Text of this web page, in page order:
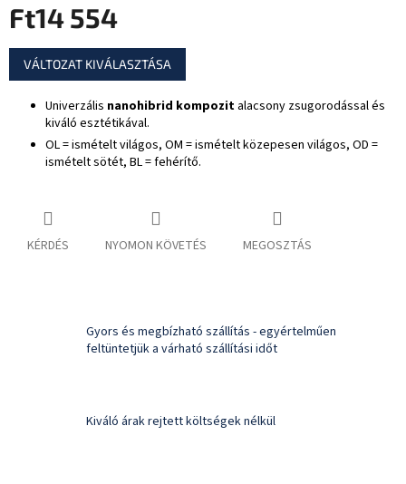
Ft14 554
Egységár:
VÁLTOZAT KIVÁLASZTÁSA
Univerzális nanohibrid kompozit alacsony zsugorodással és
kiváló esztétikával.
OL = ismételt világos, OM = ismételt közepesen világos, OD =
ismételt sötét, BL = fehérítő.
KÉRDÉS NYOMON KÖVETÉS MEGOSZTÁS
Gyors és megbízható szállítás - egyértelműen
feltüntetjük a várható szállítási időt
Kiváló árak rejtett költségek nélkül